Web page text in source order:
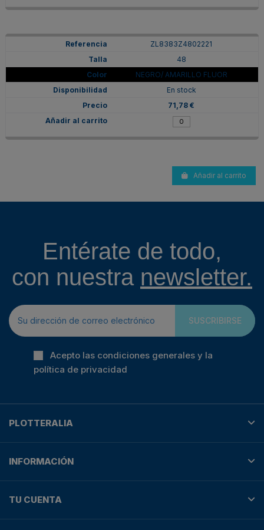
ZL8383Z4802221
48
NEGRO/ AMARILLO FLUOR
En stock
71,78 €
Añadir al carrito
Entérate de todo,
con nuestra newsletter.
SUSCRIBIRSE
Acepto las condiciones generales y la
política de privacidad
PLOTTERALIA
INFORMACIÓN
TU CUENTA